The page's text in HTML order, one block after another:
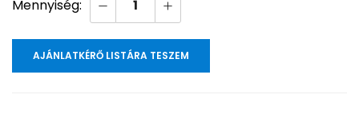
AJÁNLATKÉRŐ LISTÁRA TESZEM